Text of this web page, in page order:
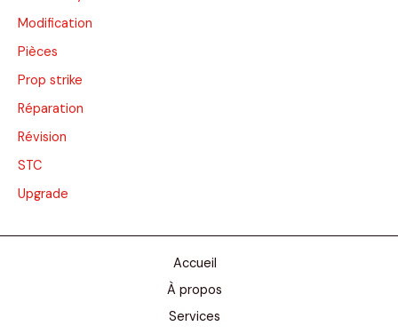
Modification
Pièces
Prop strike
Réparation
Révision
STC
Upgrade
Accueil
À propos
Services